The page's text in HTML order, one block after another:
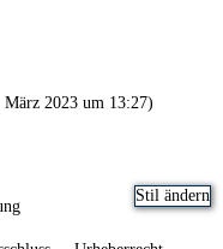
März 2023 um 13:27)
Stil ändern